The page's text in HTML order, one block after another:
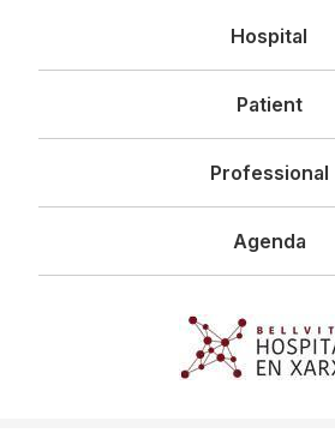
principal
Hospital
Patient
Professional
Agenda